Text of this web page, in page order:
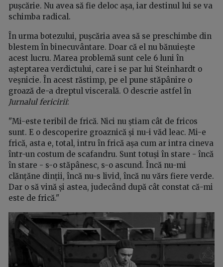
pușcărie. Nu avea să fie deloc așa, iar destinul lui se va
schimba radical.
În urma botezului, pușcăria avea să se preschimbe din
blestem în binecuvântare. Doar că el nu bănuiește
acest lucru. Marea problemă sunt cele 6 luni în
așteptarea verdictului, care i se par lui Steinhardt o
veșnicie. În acest răstimp, pe el pune stăpânire o
groază de-a dreptul viscerală. O descrie astfel în
Jurnalul fericirii:
"Mi-este teribil de frică. Nici nu știam cât de fricos
sunt. E o descoperire groaznică și nu-i văd leac. Mi-e
frică, asta e, total, intru în frică așa cum ar intra cineva
într-un costum de scafandru. Sunt totuși în stare - încă
în stare - s-o stăpânesc, s-o ascund. Încă nu-mi
clănțăne dinții, încă nu-s livid, încă nu vărs fiere verde.
Dar o să vină și astea, judecând după cât constat că-mi
este de frică."